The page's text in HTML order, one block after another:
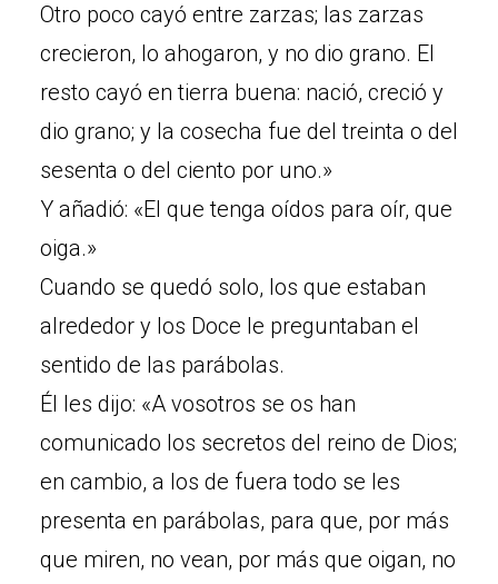
Otro poco cayó entre zarzas; las zarzas
crecieron, lo ahogaron, y no dio grano. El
resto cayó en tierra buena: nació, creció y
dio grano; y la cosecha fue del treinta o del
sesenta o del ciento por uno.»
Y añadió: «El que tenga oídos para oír, que
oiga.»
Cuando se quedó solo, los que estaban
alrededor y los Doce le preguntaban el
sentido de las parábolas.
Él les dijo: «A vosotros se os han
comunicado los secretos del reino de Dios;
en cambio, a los de fuera todo se les
presenta en parábolas, para que, por más
que miren, no vean, por más que oigan, no